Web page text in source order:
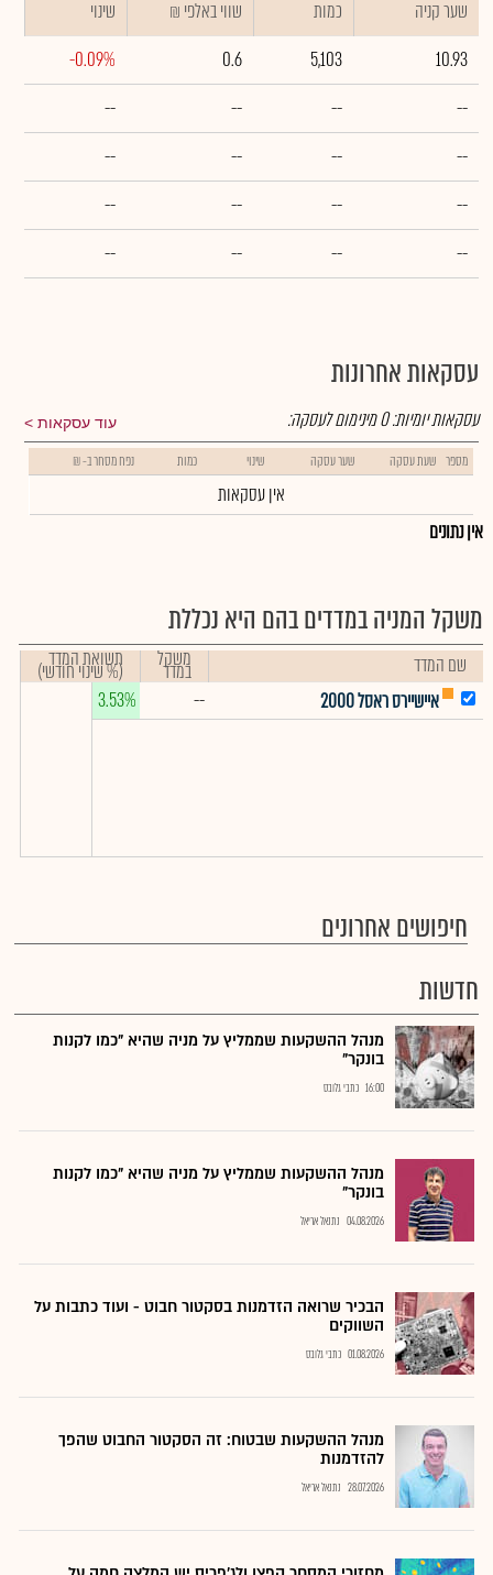
שער קניה כמות ₪ שווי באלפי
שינוי
10.93
5,103
0.6
-0.09%
--
--
--
--
--
--
--
--
--
--
--
--
--
--
--
--
עסקאות אחרונות
עוד עסקאות עסקאות יומיות:0מינימום לעסקה:
מספר שעת עסקה שער עסקה שינוי כמות נפח מסחר ב- ₪
אין עסקאות
אין נתונים
משקל המניה במדדים בהם היא נכללת
שם המדד משקל
במדד תשואת המדד
(% שינוי חודשי)
איישיירס ראסל 2000
--
3.53%
חיפושים אחרונים
חדשות
מנהל ההשקעות שממליץ על מניה שהיא "כמו לקנות
בונקר"
16:00 כתבי גלובס
מנהל ההשקעות שממליץ על מניה שהיא "כמו לקנות
בונקר"
04.08.2026 נתנאל אריאל
הבכיר שרואה הזדמנות בסקטור חבוט - ועוד כתבות על
השווקים
01.08.2026 כתבי גלובס
מנהל ההשקעות שבטוח: זה הסקטור החבוט שהפך
להזדמנות
28.07.2026 נתנאל אריאל